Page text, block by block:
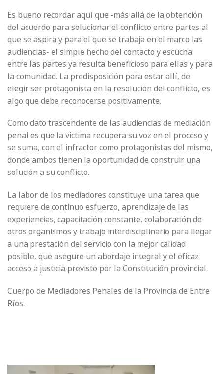
Es bueno recordar aquí que -más allá de la obtención
del acuerdo para solucionar el conflicto entre partes al
que se aspira y para el que se trabaja en el marco las
audiencias- el simple hecho del contacto y escucha
entre las partes ya resulta beneficioso para ellas y para
la comunidad. La predisposición para estar allí, de
elegir ser protagonista en la resolución del conflicto, es
algo que debe reconocerse positivamente.
Como dato trascendente de las audiencias de mediación
penal es que la victima recupera su voz en el proceso y
se suma, con el infractor como protagonistas del mismo,
donde ambos tienen la oportunidad de construir una
solución a su conflicto.
La labor de los mediadores constituye una tarea que
requiere de continuo esfuerzo, aprendizaje de las
experiencias, capacitación constante, colaboración de
otros organismos y trabajo interdisciplinario para llegar
a una prestación del servicio con la mejor calidad
posible, que asegure un abordaje integral y el eficaz
acceso a justicia previsto por la Constitución provincial.
Cuerpo de Mediadores Penales de la Provincia de Entre
Ríos.